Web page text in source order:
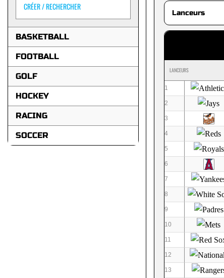
CRÉER / RECHERCHER
BASKETBALL
FOOTBALL
GOLF
HOCKEY
RACING
SOCCER
LANCEURS
1
2
3
4
5
6
7
8
9
10
11
12
13